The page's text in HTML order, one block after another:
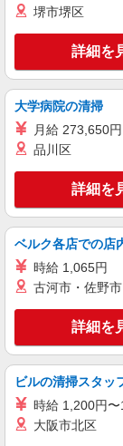
キー
派遣社員
キー
派遣社員
株式会社kotrio /
堺市堺区
詳細を
大学病院の清掃
月給 273,650円
品川区
詳細を
ベルク各店での店
時給 1,065円
古河市・佐野
詳細を
ビルの清掃スタッ
時給 1,200円〜
大阪市北区